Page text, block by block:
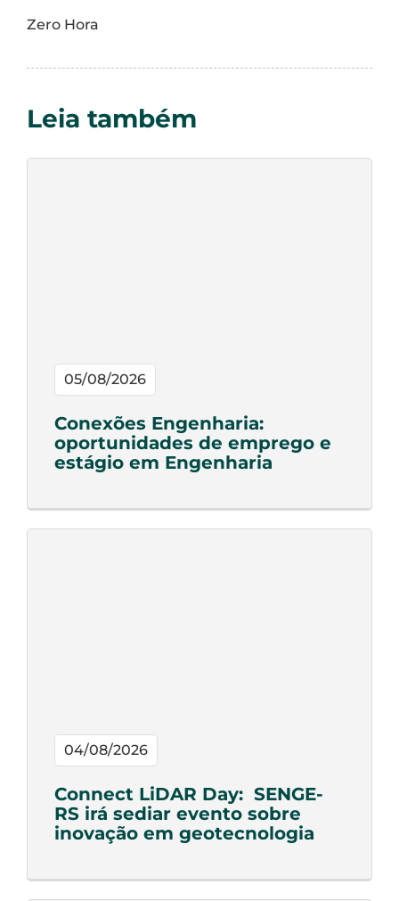
Zero Hora
Leia também
05/08/2026
Conexões Engenharia:
oportunidades de emprego e
estágio em Engenharia
04/08/2026
Connect LiDAR Day: SENGE-
RS irá sediar evento sobre
inovação em geotecnologia